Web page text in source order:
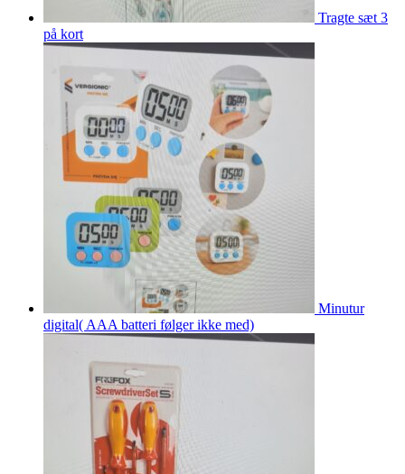
Tragte sæt 3
på kort
Minutur
digital( AAA batteri følger ikke med)